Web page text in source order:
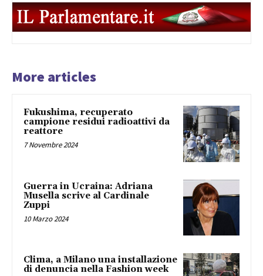
More articles
Fukushima, recuperato
campione residui radioattivi da
reattore
7 Novembre 2024
Guerra in Ucraina: Adriana
Musella scrive al Cardinale
Zuppi
10 Marzo 2024
Clima, a Milano una installazione
di denuncia nella Fashion week